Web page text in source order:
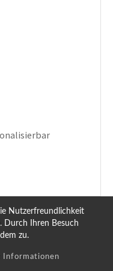
Nutzerfreundlichkeit
Durch Ihren Besuch
zu.
Informationen